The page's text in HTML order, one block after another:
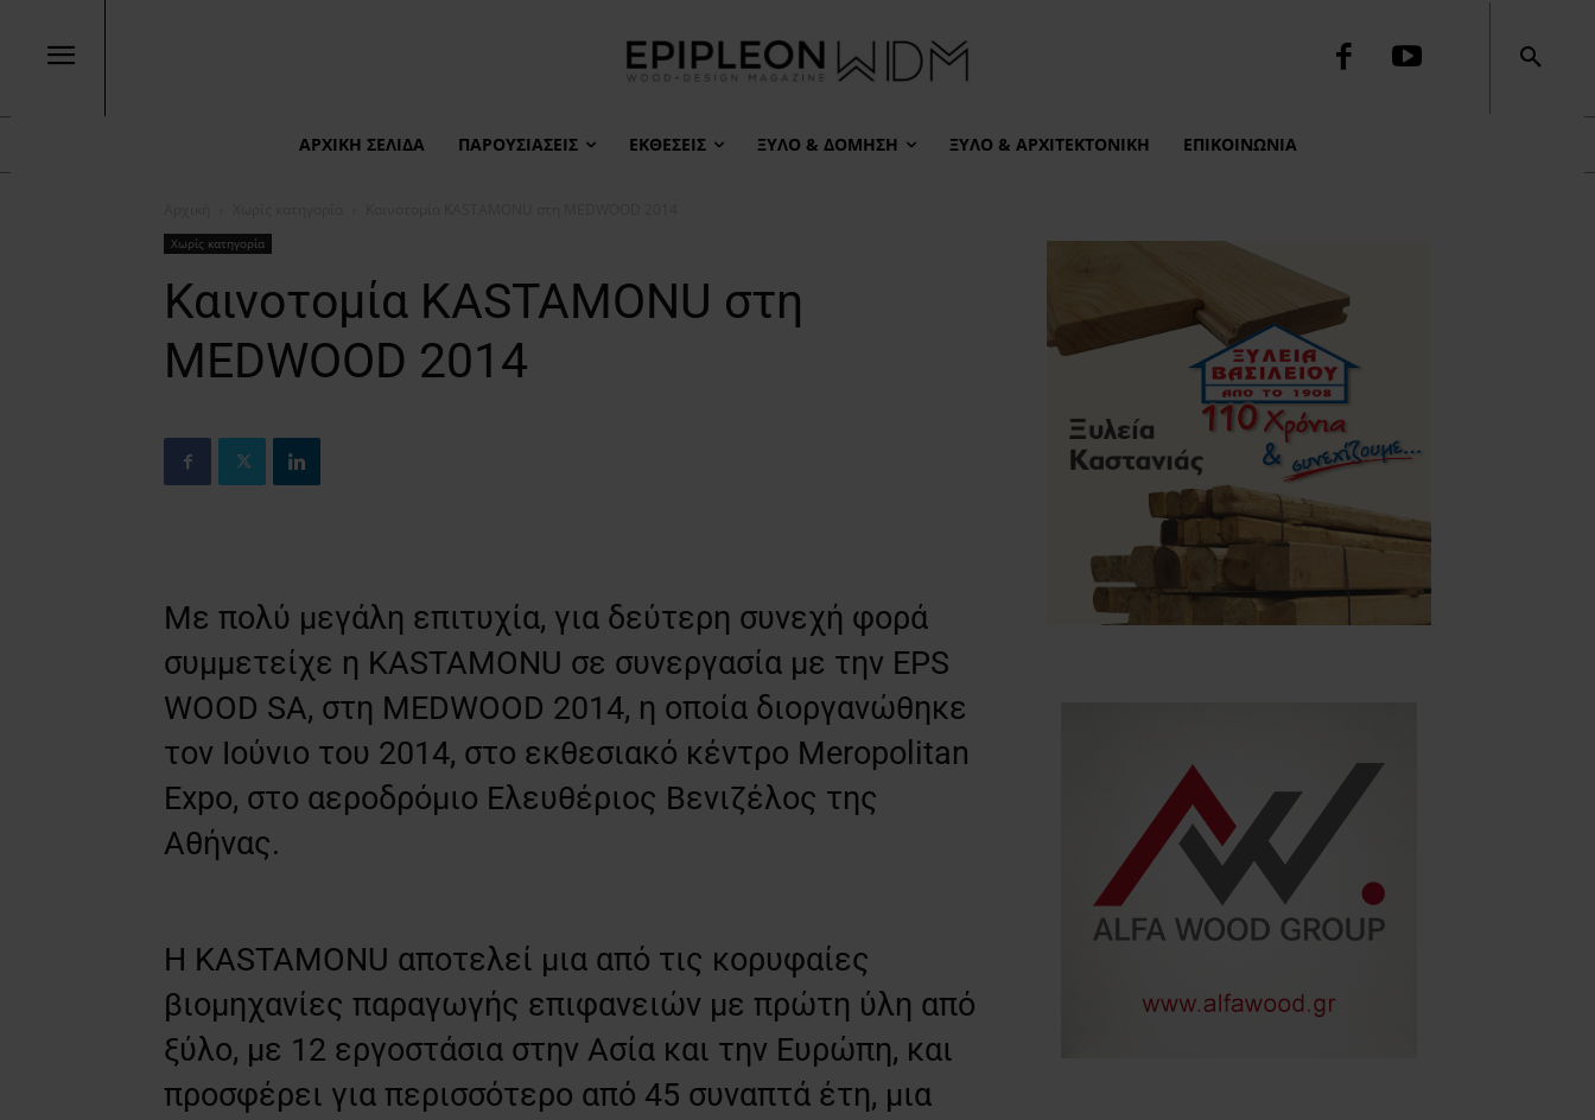
ΑΡΧΙΚΉ ΣΕΛΊΔΑ ΠΑΡΟΥΣΙΆΣΕΙΣ ΕΚΘΈΣΕΙΣ ΞΎΛΟ & ΔΌΜΗΣΗ ΞΎΛΟ & ΑΡΧΙΤΕΚΤΟΝΙΚΉ ΕΠΙΚΟΙΝΩΝΙΑ
Χωρίς κατηγορία
Καινοτομία KASTAMONU στη
MEDWOOD 2014
Mε πολύ μεγάλη επιτυχία, για δεύτερη συνεχή φορά
συμμετείχε η KASTAMONU σε συνεργασία με την EPS
WOOD SA, στη MEDWOOD 2014, η οποία διοργανώθηκε
τον Ιούνιο του 2014, στο εκθεσιακό κέντρο Meropolitan
Expo, στο αεροδρόμιο Ελευθέριος Βενιζέλος της
Αθήνας.
Η KASTAMONU αποτελεί μια από τις κορυφαίες
βιομηχανίες παραγωγής επιφανειών με πρώτη ύλη από
ξύλο, με 12 εργοστάσια στην Ασία και την Ευρώπη, και
προσφέρει για περισσότερο από 45 συναπτά έτη, μια